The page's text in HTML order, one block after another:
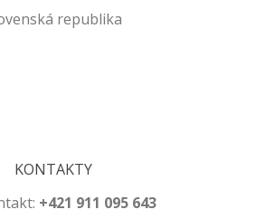
republika
KONTAKTY
+421 911 095 643